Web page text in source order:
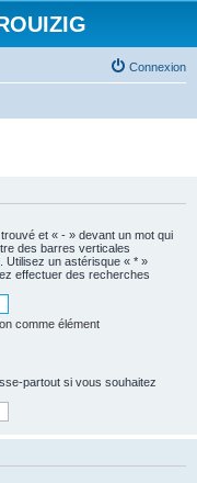
Connexion
et « - » devant un mot qui
des barres verticales
Utilisez un astérisque « * »
effectuer des recherches
comme élément
partout si vous souhaitez